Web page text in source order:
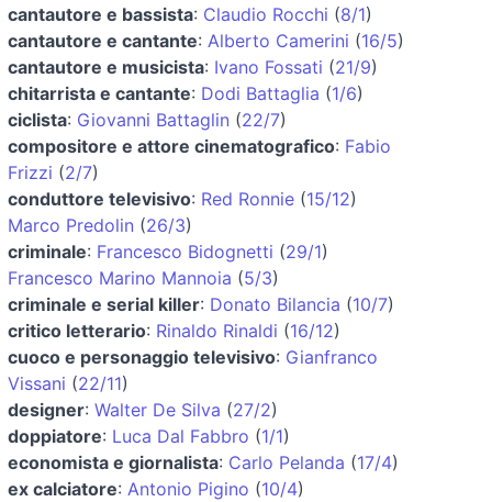
cantautore e bassista: Claudio Rocchi (8/1)
cantautore e cantante: Alberto Camerini (16/5)
cantautore e musicista: Ivano Fossati (21/9)
chitarrista e cantante: Dodi Battaglia (1/6)
ciclista: Giovanni Battaglin (22/7)
compositore e attore cinematografico: Fabio
Frizzi (2/7)
conduttore televisivo: Red Ronnie (15/12)
Marco Predolin (26/3)
criminale: Francesco Bidognetti (29/1)
Francesco Marino Mannoia (5/3)
criminale e serial killer: Donato Bilancia (10/7)
critico letterario: Rinaldo Rinaldi (16/12)
cuoco e personaggio televisivo: Gianfranco
Vissani (22/11)
designer: Walter De Silva (27/2)
doppiatore: Luca Dal Fabbro (1/1)
economista e giornalista: Carlo Pelanda (17/4)
ex calciatore: Antonio Pigino (10/4)